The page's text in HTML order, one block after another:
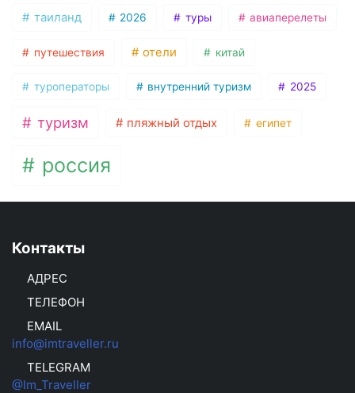
таиланд 2026 туры авиаперелеты
путешествия отели китай
туроператоры внутренний туризм 2025
туризм пляжный отдых египет
россия
Контакты
АДРЕС
ТЕЛЕФОН
EMAIL
info@imtraveller.ru
TELEGRAM
@Im_Traveller